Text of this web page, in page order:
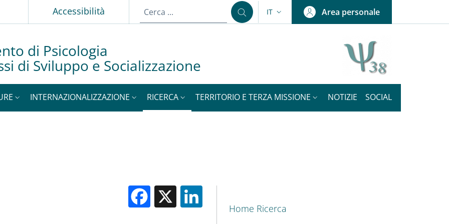
Accessibilità SELETTORE LINGUA: CURRENT LANGUAGE
IT Area personale
di Psicologia
di Sviluppo e Socializzazione
INTERNAZIONALIZZAZIONE RICERCA TERRITORIO E TERZA MISSIONE NOTIZIE SOCIAL
Facebook
X
MENU CEV SECOND NAVIGATION
Home Ricerca